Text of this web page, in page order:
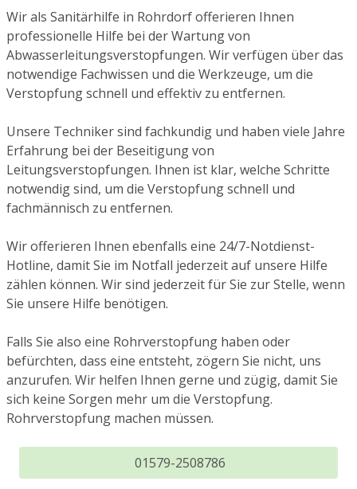
Wir als Sanitärhilfe in Rohrdorf offerieren Ihnen
professionelle Hilfe bei der Wartung von
Abwasserleitungsverstopfungen. Wir verfügen über das
notwendige Fachwissen und die Werkzeuge, um die
Verstopfung schnell und effektiv zu entfernen.
Unsere Techniker sind fachkundig und haben viele Jahre
Erfahrung bei der Beseitigung von
Leitungsverstopfungen. Ihnen ist klar, welche Schritte
notwendig sind, um die Verstopfung schnell und
fachmännisch zu entfernen.
Wir offerieren Ihnen ebenfalls eine 24/7-Notdienst-
Hotline, damit Sie im Notfall jederzeit auf unsere Hilfe
zählen können. Wir sind jederzeit für Sie zur Stelle, wenn
Sie unsere Hilfe benötigen.
Falls Sie also eine Rohrverstopfung haben oder
befürchten, dass eine entsteht, zögern Sie nicht, uns
anzurufen. Wir helfen Ihnen gerne und zügig, damit Sie
sich keine Sorgen mehr um die Verstopfung.
Rohrverstopfung machen müssen.
01579-2508786